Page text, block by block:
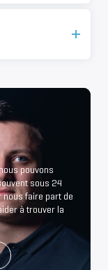
pouvons
sous 24
nous faire part de
à trouver la